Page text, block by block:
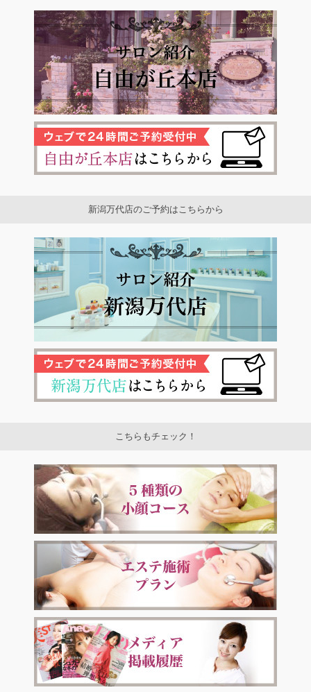
新潟万代店のご予約はこちらから
こちらもチェック！